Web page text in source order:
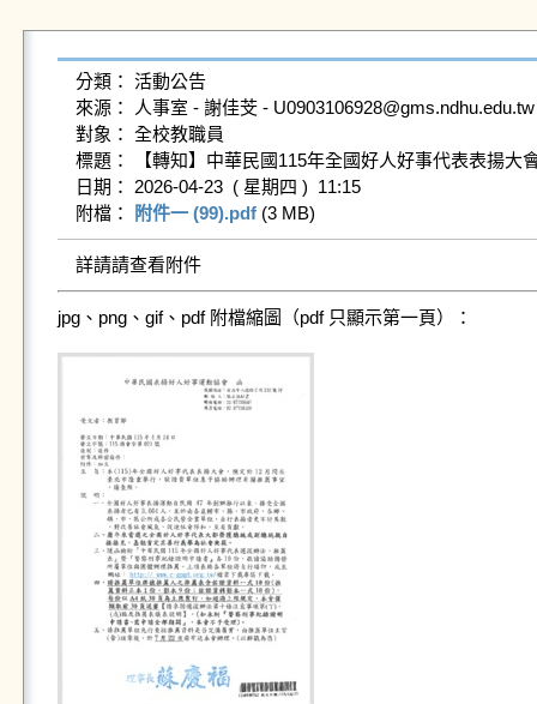
分類： 活動公告
來源： 人事室 - 謝佳芠 -
對象： 全校教職員
標題： 【轉知】中華民國115年全國好人好事代表表揚大
日期： 2026-04-23  ( 星期四 )  11:15
附檔：
附件一 (99).pdf (3 MB)
詳請請查看附件
jpg、png、gif、pdf 附檔縮圖（pdf 只顯示第一頁）：